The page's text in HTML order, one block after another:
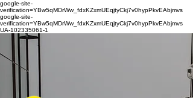
google-site-
verification=YBw5qMDrWw_fdxKZxmUEqjtyCkj7v0hypPkvEAbjmvs
google-site-
verification=YBw5qMDrWw_fdxKZxmUEqjtyCkj7v0hypPkvEAbjmvs
UA-102335061-1